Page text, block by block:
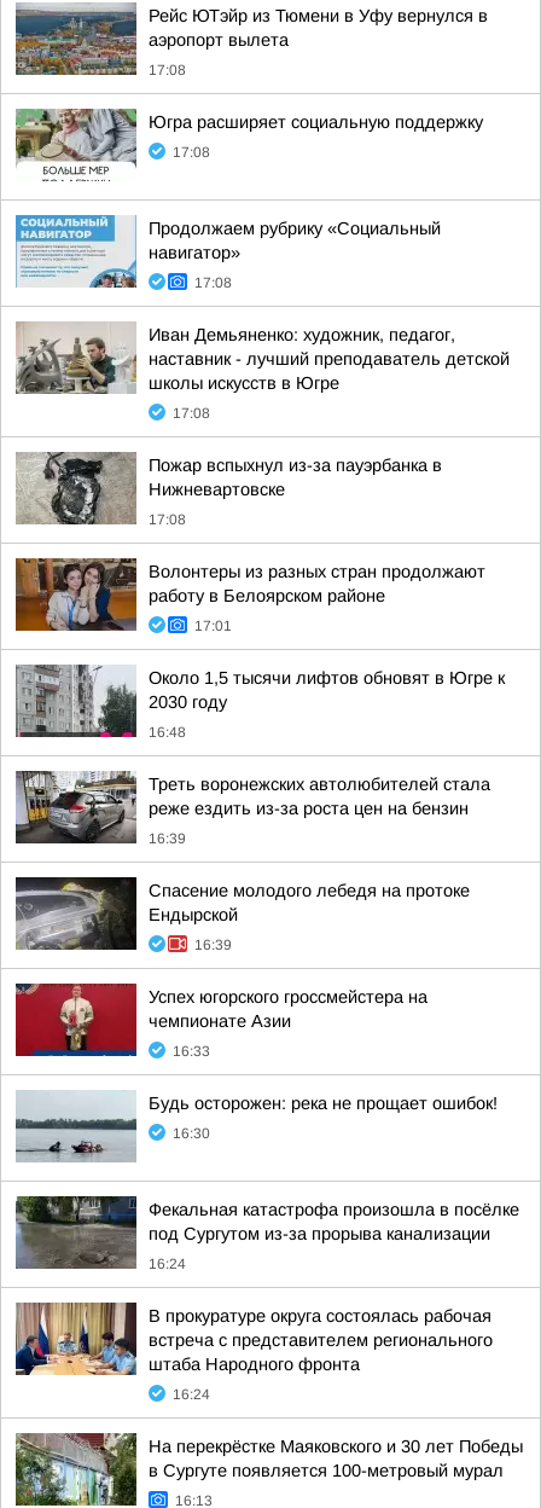
Рейс ЮТэйр из Тюмени в Уфу вернулся в
аэропорт вылета
17:08
Югра расширяет социальную поддержку
17:08
Продолжаем рубрику «Социальный
навигатор»
17:08
Иван Демьяненко: художник, педагог,
наставник - лучший преподаватель детской
школы искусств в Югре
17:08
Пожар вспыхнул из-за пауэрбанка в
Нижневартовске
17:08
Волонтеры из разных стран продолжают
работу в Белоярском районе
17:01
Около 1,5 тысячи лифтов обновят в Югре к
2030 году
16:48
Треть воронежских автолюбителей стала
реже ездить из-за роста цен на бензин
16:39
Спасение молодого лебедя на протоке
Ендырской
16:39
Успех югорского гроссмейстера на
чемпионате Азии
16:33
Будь осторожен: река не прощает ошибок!
16:30
Фекальная катастрофа произошла в посёлке
под Сургутом из-за прорыва канализации
16:24
В прокуратуре округа состоялась рабочая
встреча с представителем регионального
штаба Народного фронта
16:24
На перекрёстке Маяковского и 30 лет Победы
в Сургуте появляется 100-метровый мурал
16:13